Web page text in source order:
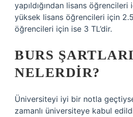
yapıldığından lisans öğrencileri
yüksek lisans öğrencileri için
öğrencileri için ise 3 TL’dir.
BURS ŞARTLARI
NELERDIR?
Üniversiteyi iyi bir notla
zamanlı üniversiteye kabul